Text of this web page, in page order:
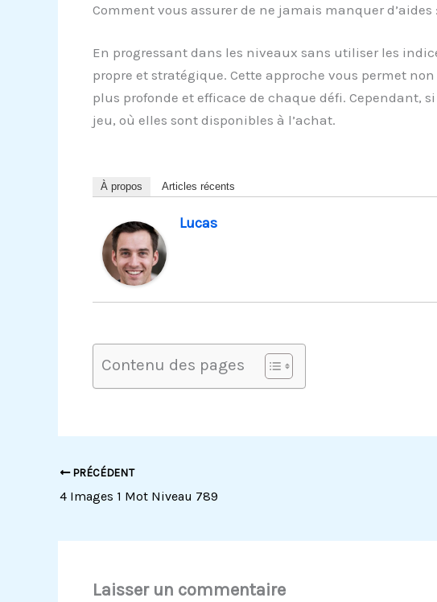
Comment vous assurer de ne jamais manquer d’aides
En progressant dans les niveaux sans utiliser les
propre et stratégique. Cette approche vous permet
plus profonde et efficace de chaque défi. Cependant,
jeu, où elles sont disponibles à l’achat.
À propos Articles récents
Lucas
Contenu des pages
PRÉCÉDENT
4 Images 1 Mot Niveau 789
Laisser un commentaire